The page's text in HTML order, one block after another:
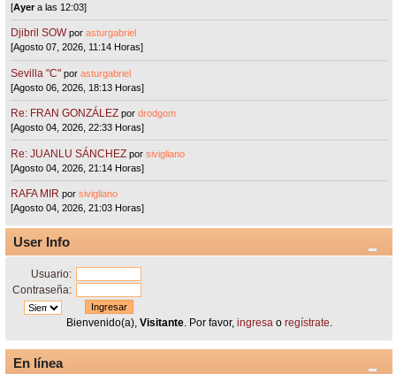
[Ayera las 12:03]
Djibril SOW porasturgabriel
[Agosto 07, 2026, 11:14 Horas]
Sevilla "C"porasturgabriel
[Agosto 06, 2026, 18:13 Horas]
Re: FRAN GONZÁLEZ pordrodgom
[Agosto 04, 2026, 22:33 Horas]
Re: JUANLU SÁNCHEZ porsivigliano
[Agosto 04, 2026, 21:14 Horas]
RAFA MIR porsivigliano
[Agosto 04, 2026, 21:03 Horas]
User Info
Usuario:
Contraseña:
Bienvenido(a), Visitante. Por favor, ingresao regístrate.
En línea